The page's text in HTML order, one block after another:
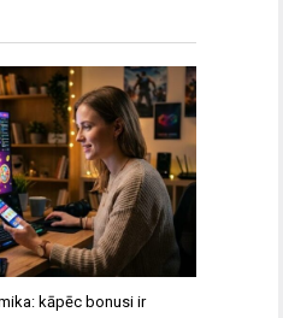
kāpēc bonusi ir